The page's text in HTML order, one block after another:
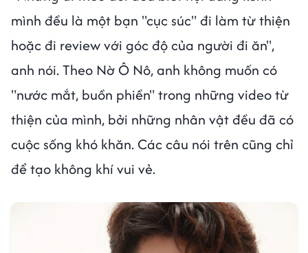
mình đều là một bạn "cục súc" đi làm từ thiện
hoặc đi review với góc độ của người đi ăn",
anh nói. Theo Nờ Ô Nô, anh không muốn có
"nước mắt, buồn phiền" trong những video từ
thiện của mình, bởi những nhân vật đều đã có
cuộc sống khó khăn. Các câu nói trên cũng chỉ
để tạo không khí vui vẻ.